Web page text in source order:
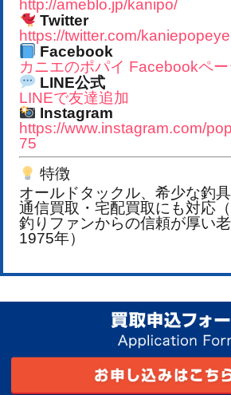
http://ameblo.jp/kanipo/
Twitter
https://twitter.com/
Facebook
カニエのポパイ Facebookペー
LINE公式
LINEで友達追加
Instagram
https://www.instagram.com/
75
特徴
オールドタックル、希少な釣
通信買取・宅配買取にも対応（
釣りファンからの信頼が厚い
1975年）